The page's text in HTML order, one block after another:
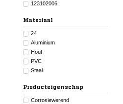
123102006
Materiaal
24
Aluminium
Hout
PVC
Staal
Producteigenschap
Corrosiewerend